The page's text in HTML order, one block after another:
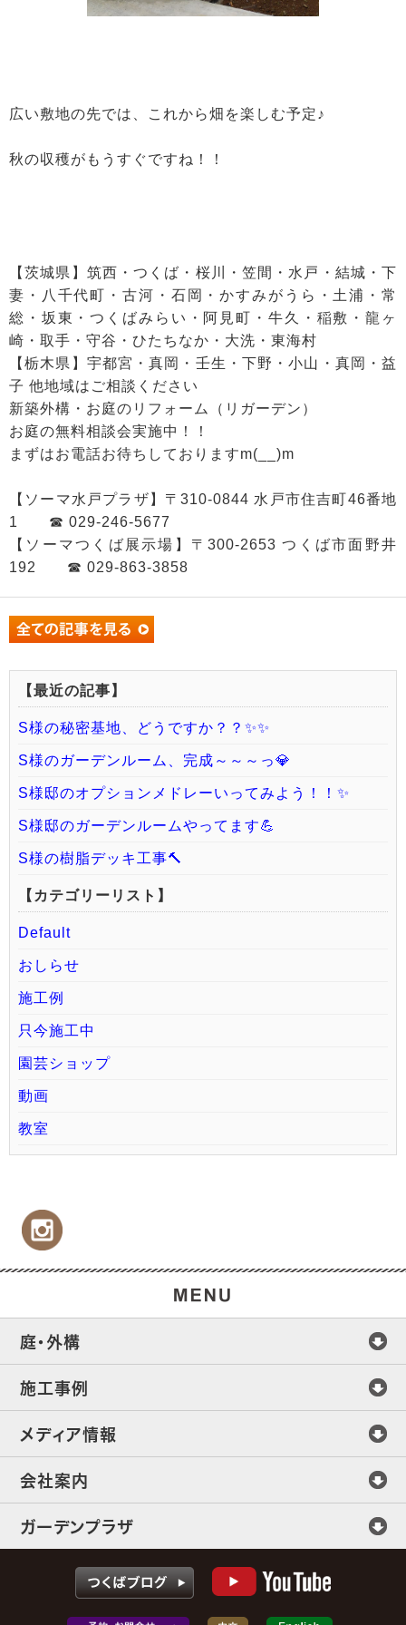
広い敷地の先では、これから畑を楽しむ予定♪
秋の収穫がもうすぐですね！！
【茨城県】筑西・つくば・桜川・笠間・水戸・結城・下
妻・八千代町・古河・石岡・かすみがうら・土浦・常
総・坂東・つくばみらい・阿見町・牛久・稲敷・龍ヶ
崎・取手・守谷・ひたちなか・大洗・東海村
【栃木県】宇都宮・真岡・壬生・下野・小山・真岡・益
子 他地域はご相談ください
新築外構・お庭のリフォーム（リガーデン）
お庭の無料相談会実施中！！
まずはお電話お待ちしておりますm(__)m
【ソーマ水戸プラザ】〒310-0844 水戸市住吉町46番地
1 ☎ 029-246-5677
【ソーマつくば展示場】〒300-2653 つくば市面野井
192 ☎ 029-863-3858
【最近の記事】
S様の秘密基地、どうですか？？✨✨
S様のガーデンルーム、完成～～～っ💎
S様邸のオプションメドレーいってみよう！！✨
S様邸のガーデンルームやってます💪
S様の樹脂デッキ工事🔨
【カテゴリーリスト】
Default
おしらせ
施工例
只今施工中
園芸ショップ
動画
教室
庭・外構
施工事例
メディア情報
会社案内
ガーデンプラザ